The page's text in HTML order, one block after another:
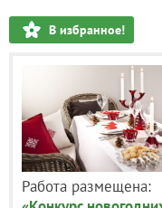
В избранное!
Работа размещена: